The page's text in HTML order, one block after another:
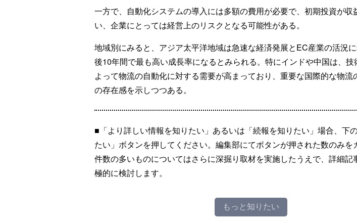
一方で、自動化システムの導入には多額の費用が必要で、初期投資が収
い、企業にとっては経営上のリスクとなる可能性がある。
地域別にみると、アジア太平洋地域は急速な経済発展とEC産業の活況
後10年間で最も高い成長率になるとみられる。特にインドや中国は、技
よって物流の自動化に対する需要が高まっており、重要な国際的な物流
の存在感を示しつつある。
■「より詳しい情報を知りたい」あるいは「続報を知りたい」場合、下
たい」ボタンを押してください。編集部にてボタンが押された数のみを
件数の多いものについてはさらに深掘り取材を実施したうえで、詳細記
極的に検討します。
もっと知りたい